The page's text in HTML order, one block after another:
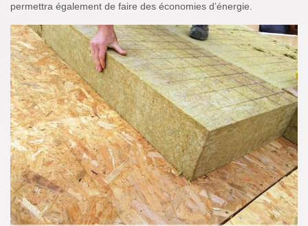
permettra également de faire des économies d’énergie.